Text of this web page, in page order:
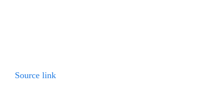
Source link